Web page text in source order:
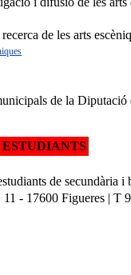
de les arts
de la Diputació
de secundària i
11 - 17600 Figueres |